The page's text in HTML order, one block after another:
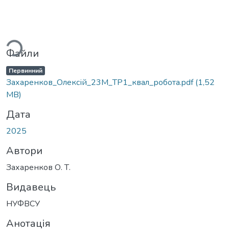
Файли
Первинний
Захаренков_Олексій_23М_ТР1_квал_робота.pdf(1,52
MB)
Дата
2025
Автори
Захаренков О. Т.
Видавець
НУФВСУ
Анотація